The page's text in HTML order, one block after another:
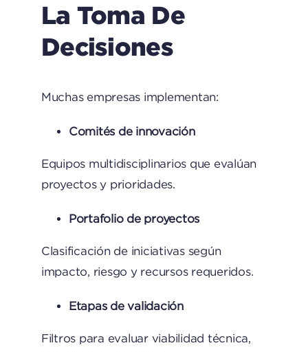
La Toma De
Decisiones
Muchas empresas implementan:
Comités de innovación
Equipos multidisciplinarios que evalúan
proyectos y prioridades.
Portafolio de proyectos
Clasificación de iniciativas según
impacto, riesgo y recursos requeridos.
Etapas de validación
Filtros para evaluar viabilidad técnica,